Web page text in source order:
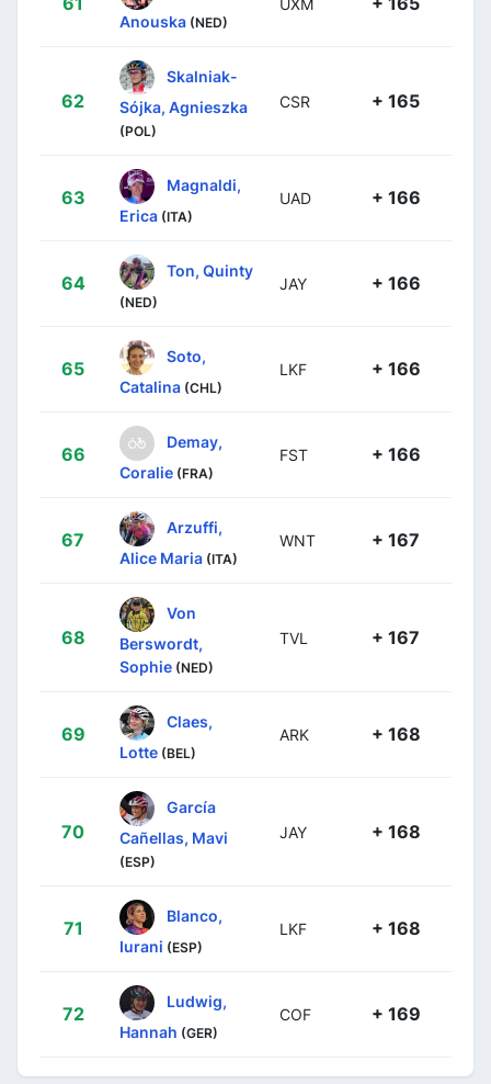
Anouska (NED)
UXM
62
Skalniak-
Sójka, Agnieszka
(POL)
CSR + 165
63
Magnaldi,
Erica (ITA)
UAD + 166
64
Ton, Quinty
(NED)
JAY + 166
65
Soto,
Catalina (CHL)
LKF + 166
66
Demay,
Coralie (FRA)
FST + 166
67
Arzuffi,
Alice Maria (ITA)
WNT + 167
68
Von
Berswordt,
Sophie (NED)
TVL + 167
69
Claes,
Lotte (BEL)
ARK + 168
70
García
Cañellas, Mavi
(ESP)
JAY + 168
71
Blanco,
Iurani (ESP)
LKF + 168
72
Ludwig,
Hannah (GER)
COF + 169